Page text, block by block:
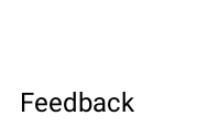
Feedback